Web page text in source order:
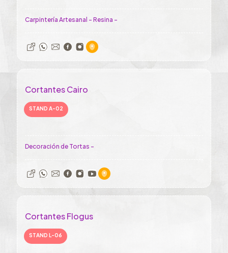
Carpintería Artesanal - Resina -
Cortantes Cairo
STAND A-02
Decoración de Tortas -
Cortantes Flogus
STAND L-06